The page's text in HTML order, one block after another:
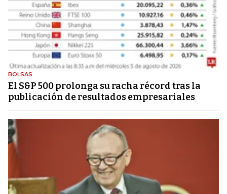
BOLSAS
El S&P 500 prolonga su racha récord tras la
publicación de resultados empresariales